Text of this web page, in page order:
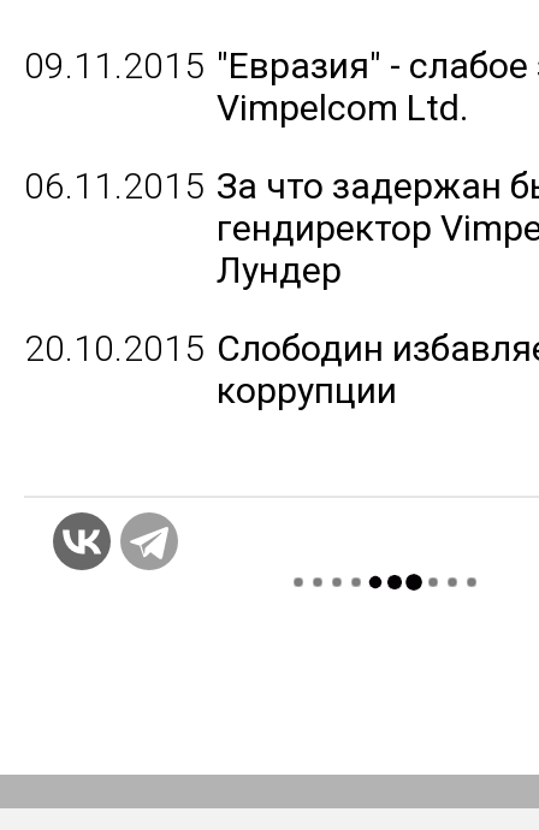
09.11.2015 "Евразия" - слабое
Vimpelcom Ltd.
06.11.2015 За что задержан
гендиректор
Лундер
20.10.2015 Слободин
коррупции